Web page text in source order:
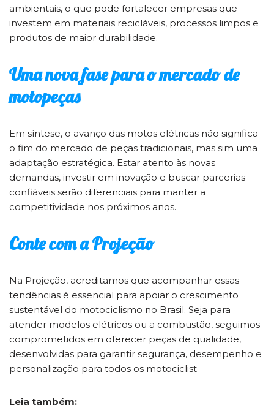
ambientais, o que pode fortalecer empresas que
investem em materiais recicláveis, processos limpos e
produtos de maior durabilidade.
Uma nova fase para o mercado de
motopeças
Em síntese, o avanço das motos elétricas não significa
o fim do mercado de peças tradicionais, mas sim uma
adaptação estratégica. Estar atento às novas
demandas, investir em inovação e buscar parcerias
confiáveis serão diferenciais para manter a
competitividade nos próximos anos.
Conte com a Projeção
Na Projeção, acreditamos que acompanhar essas
tendências é essencial para apoiar o crescimento
sustentável do motociclismo no Brasil. Seja para
atender modelos elétricos ou a combustão, seguimos
comprometidos em oferecer peças de qualidade,
desenvolvidas para garantir segurança, desempenho e
personalização para todos os motociclist
Leia também: